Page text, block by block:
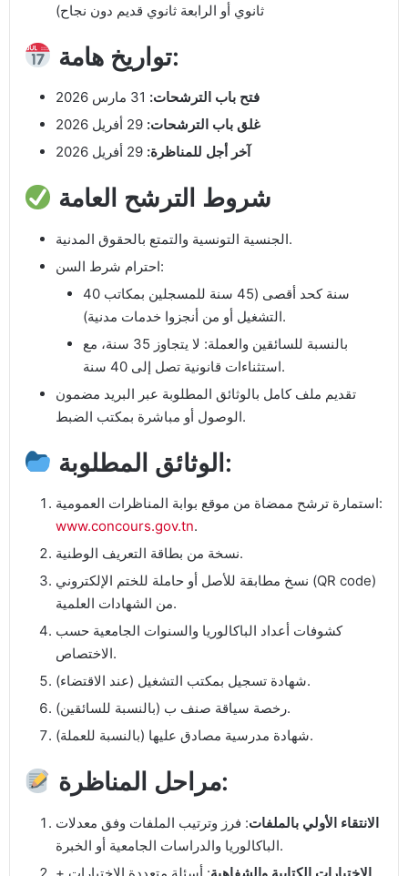
ثانوي أو الرابعة ثانوي قديم دون نجاح)
تواريخ هامة:
فتح باب الترشحات:
غلق باب الترشحات:
آخر أجل للمناظرة:
شروط الترشح العامة
الجنسية التونسية والتمتع بالحقوق المدنية.
احترام شرط السن:
40 سنة كحد أقصى (45 سنة للمسجلين بمكاتب
التشغيل أو من أنجزوا خدمات مدنية).
بالنسبة للسائقين والعملة: لا يتجاوز 35 سنة، مع
استثناءات قانونية تصل إلى 40 سنة.
تقديم ملف كامل بالوثائق المطلوبة عبر البريد مضمون
الوصول أو مباشرة بمكتب الضبط.
الوثائق المطلوبة:
استمارة ترشح ممضاة من موقع بوابة المناظرات العمومية:
www.concours.gov.tn.
نسخة من بطاقة التعريف الوطنية.
نسخ مطابقة للأصل أو حاملة للختم الإلكتروني (QR code)
من الشهادات العلمية.
كشوفات أعداد الباكالوريا والسنوات الجامعية حسب
الاختصاص.
شهادة تسجيل بمكتب التشغيل (عند الاقتضاء).
رخصة سياقة صنف ب (بالنسبة للسائقين).
شهادة مدرسية مصادق عليها (بالنسبة للعملة).
مراحل المناظرة:
الانتقاء الأولي بالملفات: فرز وترتيب الملفات وفق معدلات
الباكالوريا والدراسات الجامعية أو الخبرة.
الاختبارات الكتابية والشفاهية: أسئلة متعددة الاختيارات +